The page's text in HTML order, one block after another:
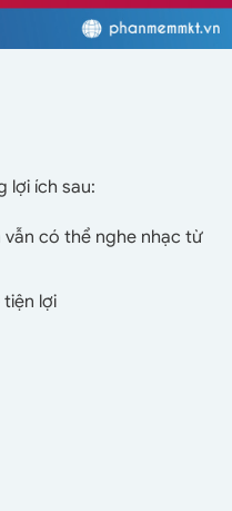
lợi ích sau:
có thể nghe nhạc từ
lợi